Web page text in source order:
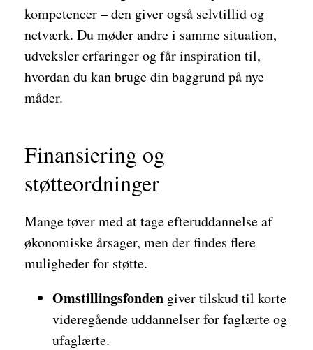
kompetencer – den giver også selvtillid og
netværk. Du møder andre i samme situation,
udveksler erfaringer og får inspiration til,
hvordan du kan bruge din baggrund på nye
måder.
Finansiering og
støtteordninger
Mange tøver med at tage efteruddannelse af
økonomiske årsager, men der findes flere
muligheder for støtte.
Omstillingsfonden giver tilskud til korte
videregående uddannelser for faglærte og
ufaglærte.